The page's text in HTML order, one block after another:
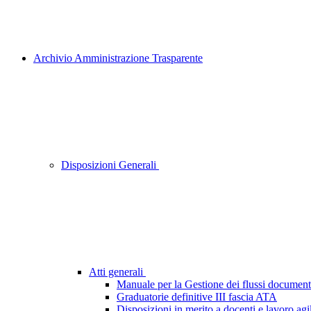
Archivio Amministrazione Trasparente
Disposizioni Generali
Atti generali
Manuale per la Gestione dei flussi
Graduatorie definitive III fascia ATA